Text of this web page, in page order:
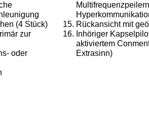
(4 Stück)
zur
oder
Rückansicht mit
Inhöriger
aktiviertem
Extrasinn)